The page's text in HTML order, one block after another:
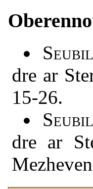
dre ar
15-26.
dre ar